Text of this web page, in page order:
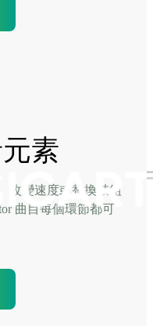
素
改變速度或替換鼓組
曲目每個環節都可